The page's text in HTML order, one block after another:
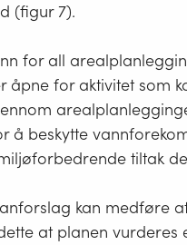
(figur 7).
for all
åpne for aktivitet som
å beskytte
tiltak
kan medføre
at planen vurderes